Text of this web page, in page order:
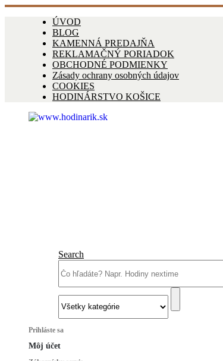
ÚVOD
BLOG
KAMENNÁ PREDAJŇA
REKLAMAČNÝ PORIADOK
OBCHODNÉ PODMIENKY
Zásady ochrany osobných údajov
COOKIES
HODINÁRSTVO KOŠICE
Search
Prihláste sa
Môj účet